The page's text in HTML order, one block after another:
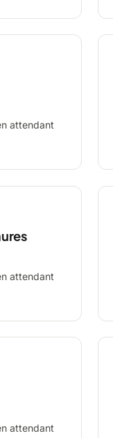
attendant
attendant
attendant